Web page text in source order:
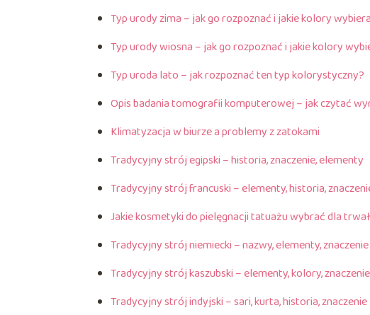
Typ urody zima – jak go rozpoznać i jakie kolory
Typ urody wiosna – jak go rozpoznać i jakie kolory
Typ uroda lato – jak rozpoznać ten typ kolorystyczny?
Opis badania tomografii komputerowej – jak czytać
Klimatyzacja w biurze a problemy z zatokami
Tradycyjny strój egipski – historia, znaczenie, elementy
Tradycyjny strój francuski – elementy, historia,
Jakie kosmetyki do pielęgnacji tatuażu wybrać dla
Tradycyjny strój niemiecki – nazwy, elementy, znaczenie
Tradycyjny strój kaszubski – elementy, kolory, znaczenie
Tradycyjny strój indyjski – sari, kurta, historia, znaczenie